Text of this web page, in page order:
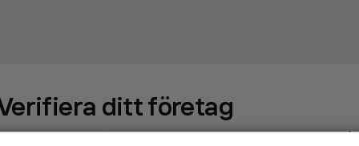
ditt företag
som69 549företag - ta kontroll över din företagssida på